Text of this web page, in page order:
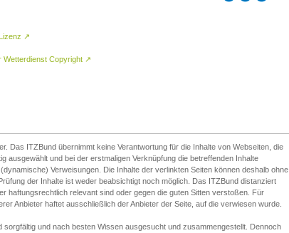
↗
Wetterdienst Copyright ↗
Das ITZBund übernimmt keine Verantwortung für die Inhalte von Webseiten, die
und bei der erstmaligen Verknüpfung die betreffenden Inhalte
Verweisungen. Die Inhalte der verlinkten Seiten können deshalb ohne
der Inhalte ist weder beabsichtigt noch möglich. Das ITZBund distanziert
haftungsrechtlich relevant sind oder gegen die guten Sitten verstoßen. Für
Anbieter haftet ausschließlich der Anbieter der Seite, auf die verwiesen wurde.
und nach besten Wissen ausgesucht und zusammengestellt. Dennoch